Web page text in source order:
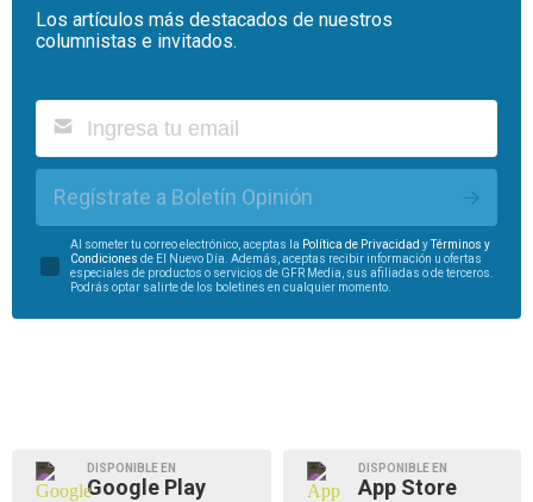
Los artículos más destacados de nuestros
columnistas e invitados.
Regístrate a Boletín Opinión
Al someter tu correo electrónico, aceptas la Política de Privacidad y
Términos y
Condiciones de El Nuevo Día. Además, aceptas recibir información u ofertas
especiales de productos o servicios de GFR Media, sus afiliadas o de terceros.
Podrás optar salirte de los boletines en cualquier momento.
DISPONIBLE EN
Google Play
DISPONIBLE EN
App Store